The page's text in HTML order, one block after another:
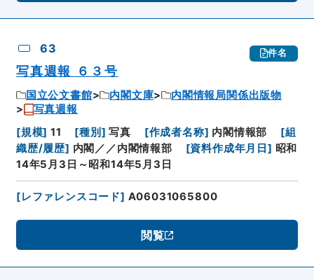
63 件名
写真週報 ６３号
国立公文書館 内閣文庫
内閣情報局関係出版物
写真週報
[規模] 11 [種別 ] 写真 [作成者名称] 内閣情報部 [組
織歴/履歴] 内閣／／内閣情報部 [資料作成年月日] 昭和
14年5月3日～昭和14年5月3日
[レファレンスコード] A06031065800
閲覧